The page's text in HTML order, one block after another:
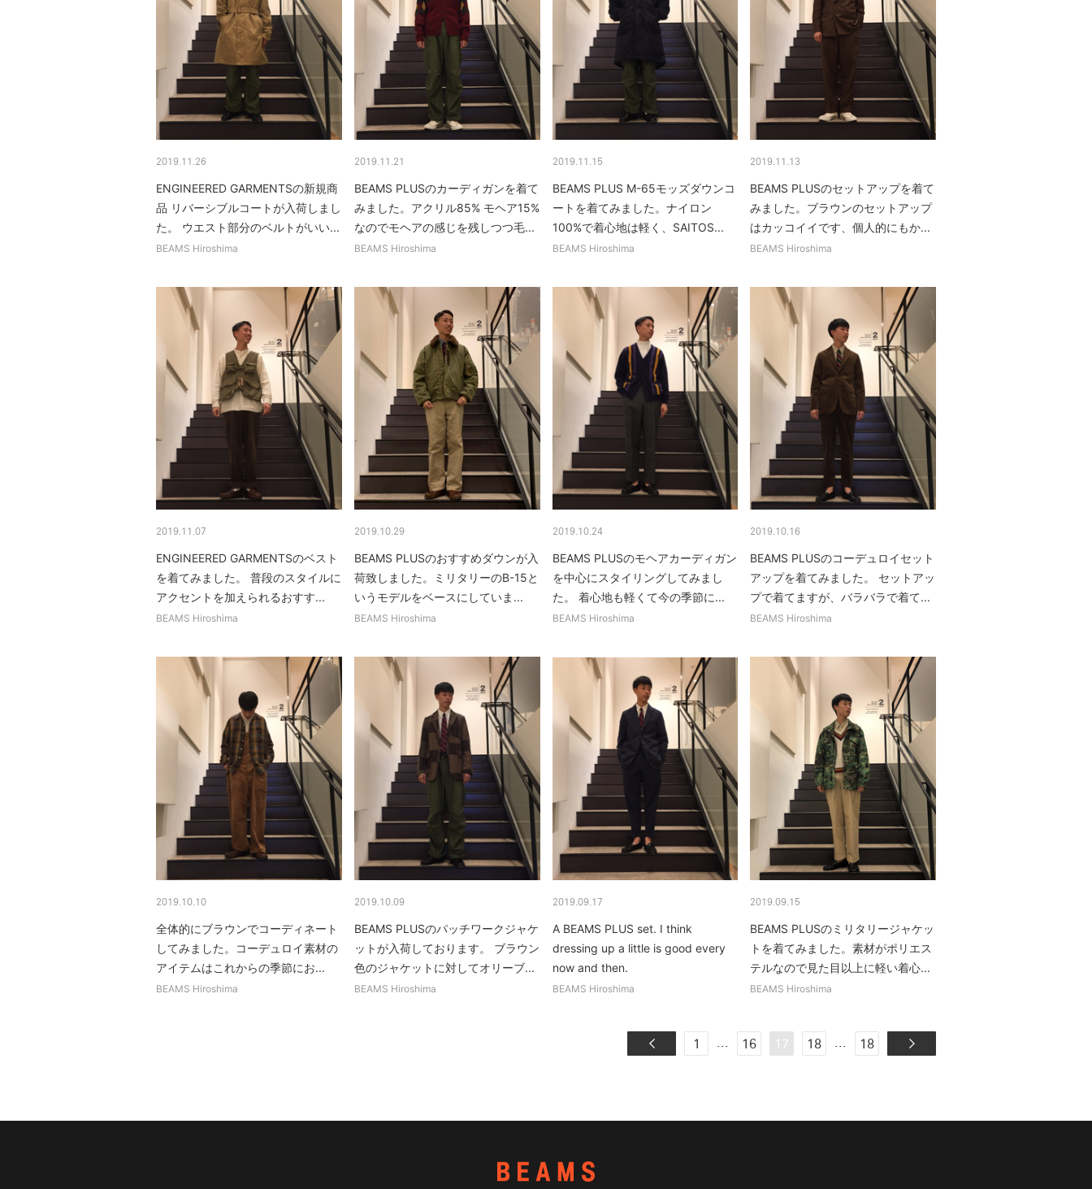
2019.11.26
ENGINEERED GARMENTSの新規商
品 リバーシブルコートが入荷しまし
た。 ウエスト部分のベルトがいい...
BEAMS Hiroshima
2019.11.21
BEAMS PLUSのカーディガンを着て
みました。アクリル85% モヘア15%
なのでモヘアの感じを残しつつ毛...
BEAMS Hiroshima
2019.11.15
BEAMS PLUS M-65モッズダウンコ
ートを着てみました。ナイロン
100%で着心地は軽く、SAITOS...
BEAMS Hiroshima
2019.11.13
BEAMS PLUSのセットアップを着て
みました。ブラウンのセットアップ
はカッコイイです、個人的にもか...
BEAMS Hiroshima
2019.11.07
ENGINEERED GARMENTSのベスト
を着てみました。 普段のスタイルに
アクセントを加えられるおすす...
BEAMS Hiroshima
2019.10.29
BEAMS PLUSのおすすめダウンが入
荷致しました。ミリタリーのB-15と
いうモデルをベースにしていま...
BEAMS Hiroshima
2019.10.24
BEAMS PLUSのモヘアカーディガン
を中心にスタイリングしてみまし
た。 着心地も軽くて今の季節に...
BEAMS Hiroshima
2019.10.16
BEAMS PLUSのコーデュロイセット
アップを着てみました。 セットアッ
プで着てますが、バラバラで着て...
BEAMS Hiroshima
2019.10.10
全体的にブラウンでコーディネート
してみました。コーデュロイ素材の
アイテムはこれからの季節にお...
BEAMS Hiroshima
2019.10.09
BEAMS PLUSのパッチワークジャケ
ットが入荷しております。 ブラウン
色のジャケットに対してオリーブ...
BEAMS Hiroshima
2019.09.17
A BEAMS PLUS set. I think
dressing up a little is good every
now and then.
BEAMS Hiroshima
2019.09.15
BEAMS PLUSのミリタリージャケッ
トを着てみました。素材がポリエス
テルなので見た目以上に軽い着心...
BEAMS Hiroshima
1 ... 16 17 18 ... 18